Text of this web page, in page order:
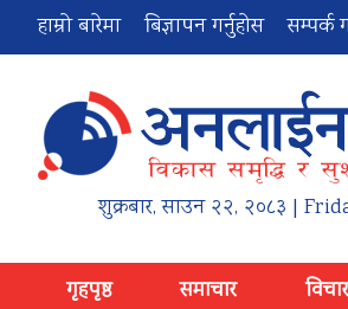
हाम्रो बारेमा बिज्ञापन गर्नुहोस सम्पर्क
शुक्रबार,साउन २२, २०८३ |
गृहपृष्ठ समाचार विचार